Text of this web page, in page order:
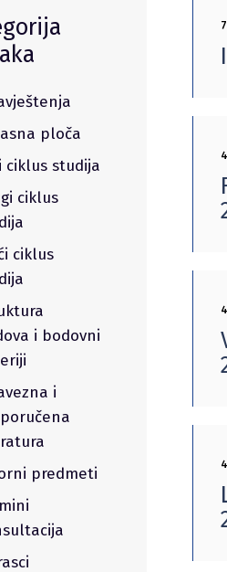
ploča
ciklus studija
ciklus
ciklus
i bodovni
i
predmeti